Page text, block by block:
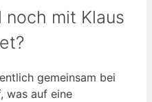
noch mit Klaus
gemeinsam bei
was auf eine